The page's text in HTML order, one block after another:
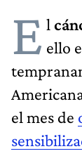
E l
ello
el mes de